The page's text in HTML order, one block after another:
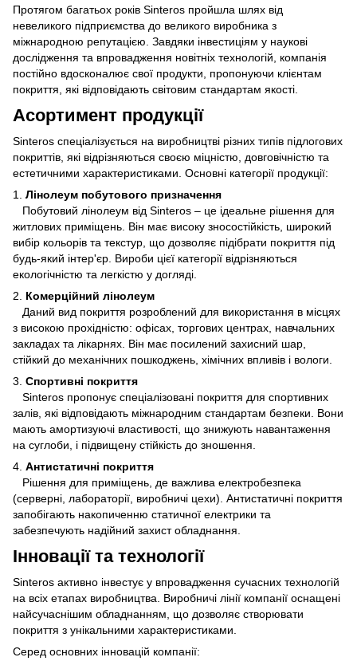
Протягом багатьох років Sinteros пройшла шлях від
невеликого підприємства до великого виробника з
міжнародною репутацією. Завдяки інвестиціям у наукові
дослідження та впровадження новітніх технологій, компанія
постійно вдосконалює свої продукти, пропонуючи клієнтам
покриття, які відповідають світовим стандартам якості.
Асортимент продукції
Sinteros спеціалізується на виробництві різних типів підлогових
покриттів, які відрізняються своєю міцністю, довговічністю та
естетичними характеристиками. Основні категорії продукції:
1. Лінолеум побутового призначення
Побутовий лінолеум від Sinteros – це ідеальне рішення для
житлових приміщень. Він має високу зносостійкість, широкий
вибір кольорів та текстур, що дозволяє підібрати покриття під
будь-який інтер'єр. Вироби цієї категорії відрізняються
екологічністю та легкістю у догляді.
2. Комерційний лінолеум
Даний вид покриття розроблений для використання в місцях
з високою прохідністю: офісах, торгових центрах, навчальних
закладах та лікарнях. Він має посилений захисний шар,
стійкий до механічних пошкоджень, хімічних впливів і вологи.
3. Спортивні покриття
Sinteros пропонує спеціалізовані покриття для спортивних
залів, які відповідають міжнародним стандартам безпеки. Вони
мають амортизуючі властивості, що знижують навантаження
на суглоби, і підвищену стійкість до зношення.
4. Антистатичні покриття
Рішення для приміщень, де важлива електробезпека
(серверні, лабораторії, виробничі цехи). Антистатичні покриття
запобігають накопиченню статичної електрики та
забезпечують надійний захист обладнання.
Інновації та технології
Sinteros активно інвестує у впровадження сучасних технологій
на всіх етапах виробництва. Виробничі лінії компанії оснащені
найсучаснішим обладнанням, що дозволяє створювати
покриття з унікальними характеристиками.
Серед основних інновацій компанії: